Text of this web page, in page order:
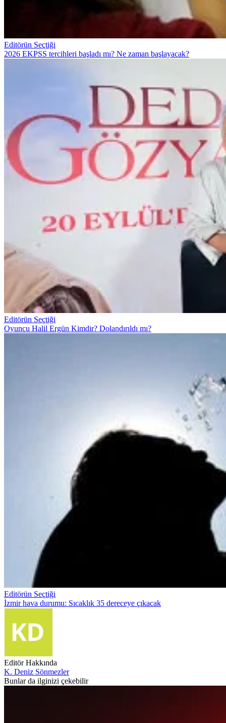
Editörün Seçtiği
2026 EKPSS tercihleri başladı mı? Ne zaman başlayacak?
Editörün Seçtiği
Oyuncu Halil Ergün Kimdir? Dolandırıldı mı?
Editörün Seçtiği
İzmir hava durumu: Sıcaklık 35 dereceye çıkacak
Editör Hakkında
K. Deniz Sönmezler
Bunlar da ilginizi çekebilir